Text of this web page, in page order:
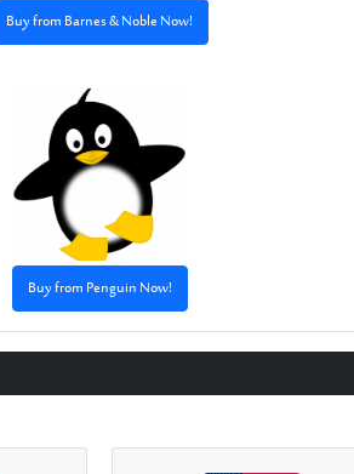
Buy from Barnes & Noble Now!
Buy from Penguin Now!